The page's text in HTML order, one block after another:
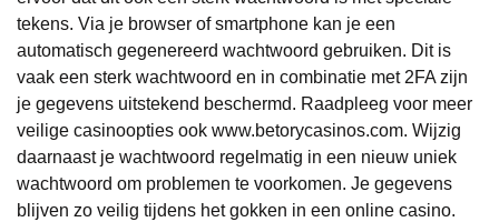
tekens. Via je browser of smartphone kan je een
automatisch gegenereerd wachtwoord gebruiken. Dit is
vaak een sterk wachtwoord en in combinatie met 2FA zijn
je gegevens uitstekend beschermd. Raadpleeg voor meer
veilige casinoopties ook www.betorycasinos.com. Wijzig
daarnaast je wachtwoord regelmatig in een nieuw uniek
wachtwoord om problemen te voorkomen. Je gegevens
blijven zo veilig tijdens het gokken in een online casino.